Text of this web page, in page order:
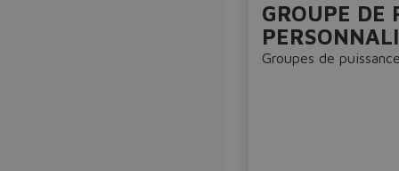
GROUPE DE
Groupes de